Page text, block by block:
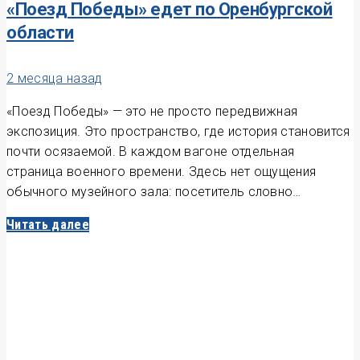
«Поезд Победы» едет по Оренбургской
области
2 месяца назад
«Поезд Победы» — это не просто передвижная
экспозиция. Это пространство, где история становится
почти осязаемой. В каждом вагоне отдельная
страница военного времени. Здесь нет ощущения
обычного музейного зала: посетитель словно…
Читать далее